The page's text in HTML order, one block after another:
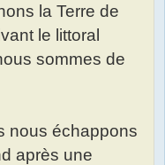
la Terre de
le littoral
sommes de
nous échappons
après une